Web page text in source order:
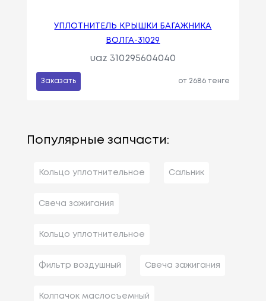
УПЛОТНИТЕЛЬ КРЫШКИ БАГАЖНИКА
ВОЛГА-31029
uaz 310295604040
Заказать от 2686 тенге
Популярные запчасти:
Кольцо уплотнительное Сальник
Свеча зажигания
Кольцо уплотнительное
Фильтр воздушный Свеча зажигания
Колпачок маслосъемный